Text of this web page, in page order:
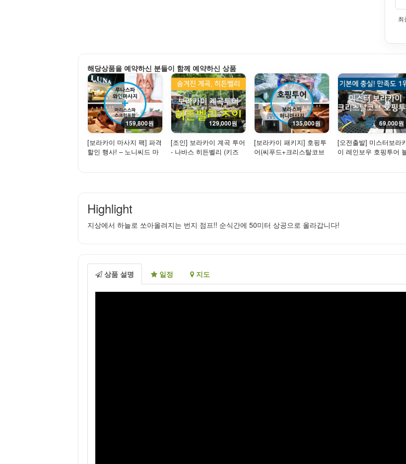
최
해당상품을 예약하신 분들이 함께 예약하신 상품
159,800원
[보라카이 마사지 팩] 파격
할인 행사! – 노니씨드 마
129,000원
[조인] 보라카이 계곡 투어
- 나바스 히든벨리 (키즈
135,000원
[보라카이 패키지] 호핑투
어(씨푸드+크리스탈코브
69,000원
[오전출발] 미스터보라
이 레인보우 호핑투어
Highlight
지상에서 하늘로 쏘아올려지는 번지 점프!! 순식간에 50미터 상공으로 올라갑니다!
상품 설명 일정 지도